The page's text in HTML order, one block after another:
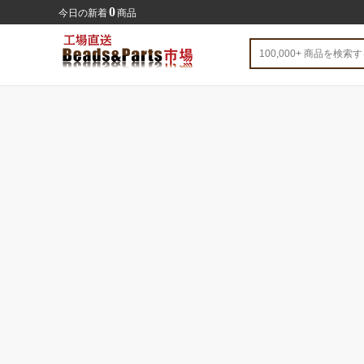
今日の新着0商品